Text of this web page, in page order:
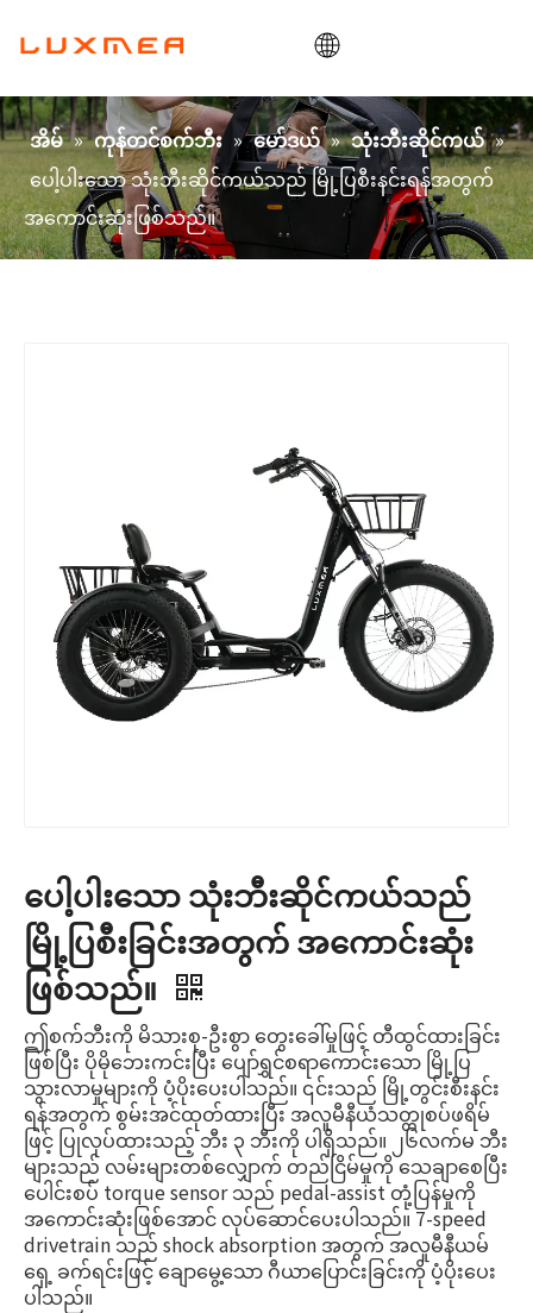
အိမ်
ကုမ္ပဏီ
ကုန်တင်ဘီး
ရှိမှာပေါ့။
အိမ် » ကုန်တင်စက်ဘီး » မော်ဒယ် » သုံးဘီးဆိုင်ကယ် »
ပေါ့ပါးသော သုံးဘီးဆိုင်ကယ်သည် မြို့ပြစီးနင်းရန်အတွက်
အကောင်းဆုံးဖြစ်သည်။
ပေါ့ပါးသော သုံးဘီးဆိုင်ကယ်သည်
မြို့ပြစီးခြင်းအတွက် အကောင်းဆုံး
ဖြစ်သည်။
ဤစက်ဘီးကို မိသားစု-ဦးစွာ တွေးခေါ်မှုဖြင့် တီထွင်ထားခြင်း
ဖြစ်ပြီး ပိုမိုဘေးကင်းပြီး ပျော်ရွှင်စရာကောင်းသော မြို့ပြ
သွားလာမှုများကို ပံ့ပိုးပေးပါသည်။ ၎င်းသည် မြို့တွင်းစီးနင်း
ရန်အတွက် စွမ်းအင်ထုတ်ထားပြီး အလူမီနီယံသတ္တုစပ်ဖရိမ်
ဖြင့် ပြုလုပ်ထားသည့် ဘီး ၃ ဘီးကို ပါရှိသည်။ ၂၆လက်မ ဘီး
များသည် လမ်းများတစ်လျှောက် တည်ငြိမ်မှုကို သေချာစေပြီး
ပေါင်းစပ် torque sensor သည် pedal-assist တုံ့ပြန်မှုကို
အကောင်းဆုံးဖြစ်အောင် လုပ်ဆောင်ပေးပါသည်။ 7-speed
drivetrain သည် shock absorption အတွက် အလူမီနီယမ်
ရှေ့ ခက်ရင်းဖြင့် ချောမွေ့သော ဂီယာပြောင်းခြင်းကို ပံ့ပိုးပေး
ပါသည်။